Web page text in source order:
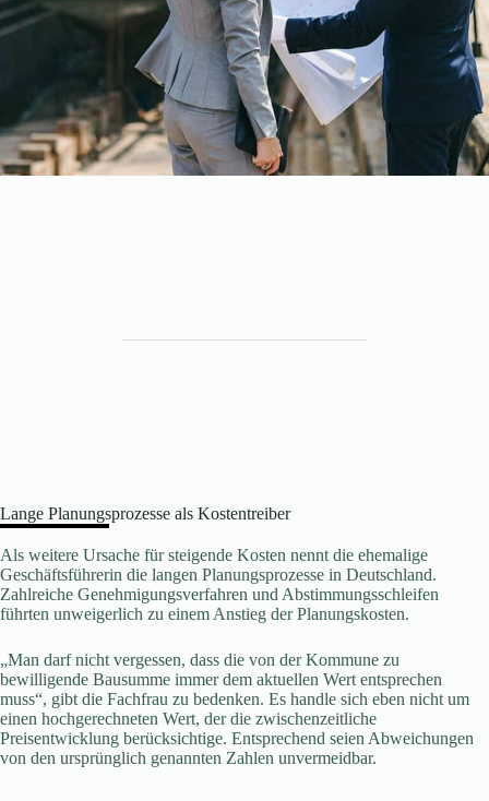
Lange Planungsprozesse als Kostentreiber
Als weitere Ursache für steigende Kosten nennt die ehemalige
Geschäftsführerin die langen Planungsprozesse in Deutschland.
Zahlreiche Genehmigungsverfahren und Abstimmungsschleifen
führten unweigerlich zu einem Anstieg der Planungskosten.
„Man darf nicht vergessen, dass die von der Kommune zu
bewilligende Bausumme immer dem aktuellen Wert entsprechen
muss“, gibt die Fachfrau zu bedenken. Es handle sich eben nicht um
einen hochgerechneten Wert, der die zwischenzeitliche
Preisentwicklung berücksichtige. Entsprechend seien Abweichungen
von den ursprünglich genannten Zahlen unvermeidbar.